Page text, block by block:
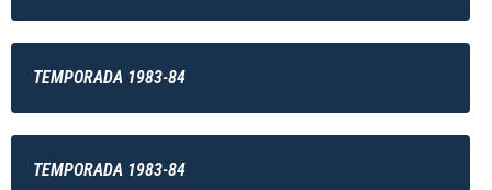
TEMPORADA 1983-84
TEMPORADA 1983-84